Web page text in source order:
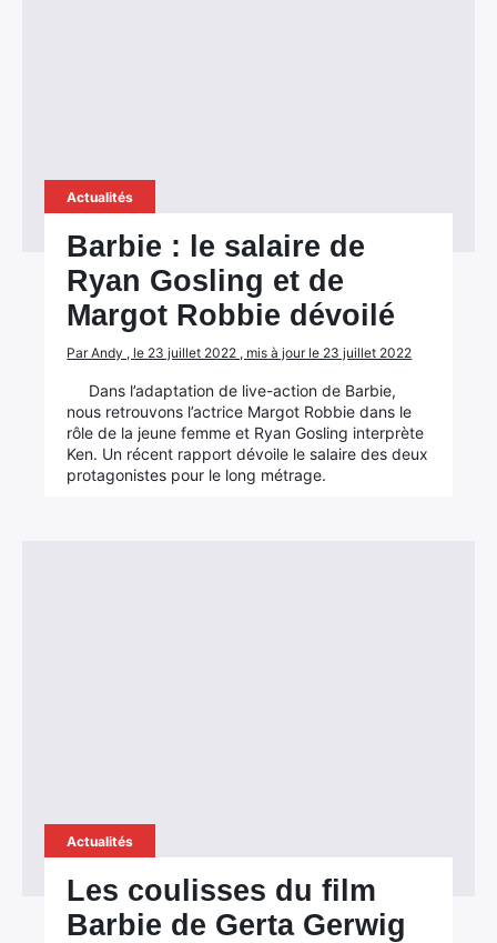
Actualités
Barbie : le salaire de
Ryan Gosling et de
Margot Robbie dévoilé
Par Andy , le 23 juillet 2022 , mis à jour le 23 juillet 2022
Dans l’adaptation de live-action de Barbie,
nous retrouvons l’actrice Margot Robbie dans le
rôle de la jeune femme et Ryan Gosling interprète
Ken. Un récent rapport dévoile le salaire des deux
protagonistes pour le long métrage.
Actualités
Les coulisses du film
Barbie de Gerta Gerwig
Rechercher